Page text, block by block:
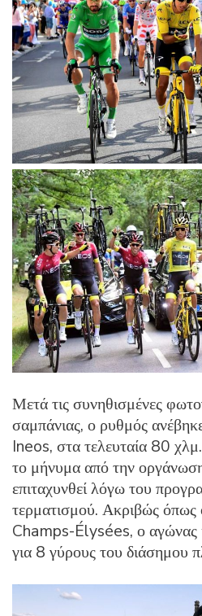
Μετά τις συνηθισμένες
σαμπάνιας, ο ρυθμός
Ineos, στα τελευταία 80
το μήνυμα από την
επιταχυνθεί λόγω του
τερματισμού. Ακριβώς όπως
Champs-Élysées, ο αγώνας
για 8 γύρους του διάσημου